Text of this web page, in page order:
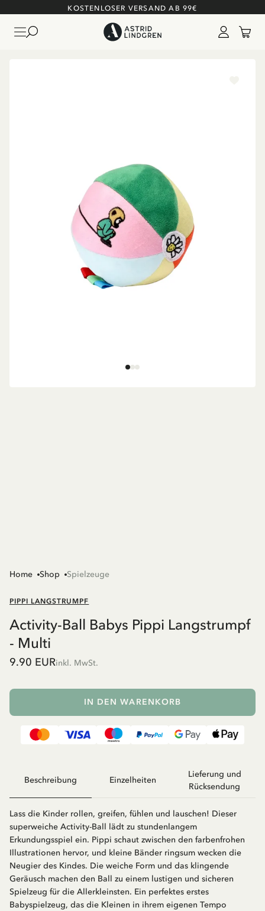
KOSTENLOSER VERSAND AB 99€
Home Shop Spielzeuge
PIPPI LANGSTRUMPF
Activity-Ball Babys Pippi Langstrumpf
- Multi
9.90 EURinkl. MwSt.
IN DEN WARENKORB
Beschreibung Einzelheiten
Lieferung und
Rücksendung
Lass die Kinder rollen, greifen, fühlen und lauschen! Dieser
superweiche Activity-Ball lädt zu stundenlangem
Erkundungsspiel ein. Pippi schaut zwischen den farbenfrohen
Illustrationen hervor, und kleine Bänder ringsum wecken die
Neugier des Kindes. Die weiche Form und das klingende
Geräusch machen den Ball zu einem lustigen und sicheren
Spielzeug für die Allerkleinsten. Ein perfektes erstes
Babyspielzeug, das die Kleinen in ihrem eigenen Tempo